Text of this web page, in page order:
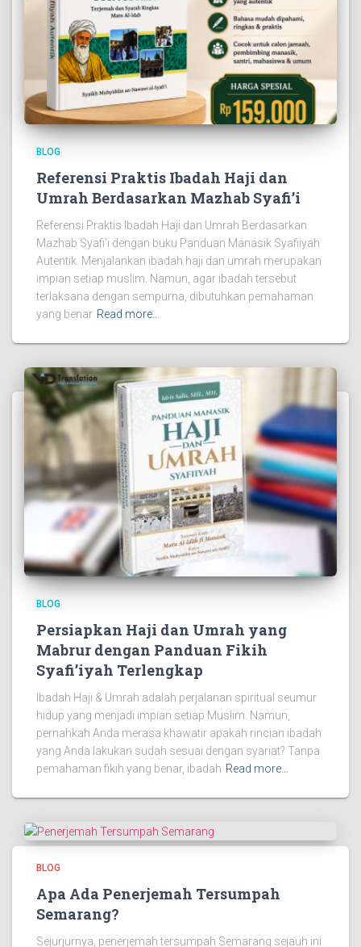
BLOG
Referensi Praktis Ibadah Haji dan
Umrah Berdasarkan Mazhab Syafi’i
Referensi Praktis Ibadah Haji dan Umrah Berdasarkan
Mazhab Syafi’i dengan buku Panduan Manasik Syafiiyah
Autentik. Menjalankan ibadah haji dan umrah merupakan
impian setiap muslim. Namun, agar ibadah tersebut
terlaksana dengan sempurna, dibutuhkan pemahaman
yang benar Read more…
BLOG
Persiapkan Haji dan Umrah yang
Mabrur dengan Panduan Fikih
Syafi’iyah Terlengkap
Ibadah Haji & Umrah adalah perjalanan spiritual seumur
hidup yang menjadi impian setiap Muslim. Namun,
pernahkah Anda merasa khawatir apakah rincian ibadah
yang Anda lakukan sudah sesuai dengan syariat? Tanpa
pemahaman fikih yang benar, ibadah Read more…
BLOG
Apa Ada Penerjemah Tersumpah
Semarang?
Sejurjurnya, penerjemah tersumpah Semarang sejauh ini